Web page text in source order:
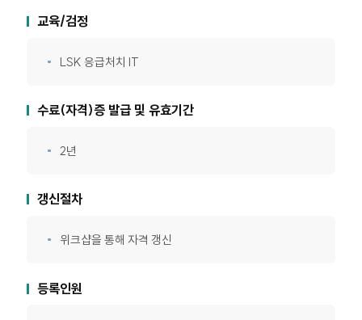
교육/검정
LSK 응급처치 IT
수료(자격)증 발급 및 유효기간
2년
갱신절차
위크샵을 통해 자격 갱신
등록인원